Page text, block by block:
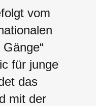
vom
für junge
das
mit der